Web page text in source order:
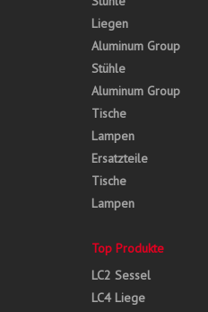
Liegen
Aluminum Group
Stühle
Aluminum Group
Tische
Lampen
Ersatzteile
Tische
Lampen
Top Produkte
LC2 Sessel
LC4 Liege